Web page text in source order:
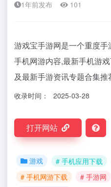
1年前发布 101
游戏宝手游网是一个重度
手机网游内容,最新手机游
及最新手游资讯专题合集推
收录时间： 2025-03-28
打开网站
游戏 # 手机应用下载
# 手机网游下载
# 手游网